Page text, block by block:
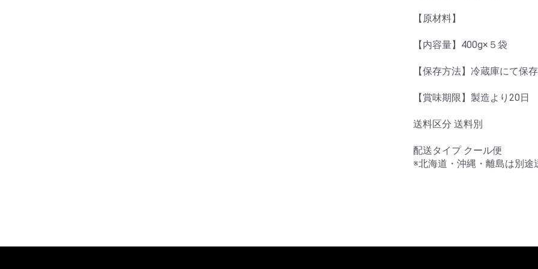
【原材料】
【内容量】400g×５袋
【保存方法】冷蔵庫にて保存
【賞味期限】製造より20日
送料区分 送料別
配送タイプ クール便
※北海道・沖縄・離島は別途